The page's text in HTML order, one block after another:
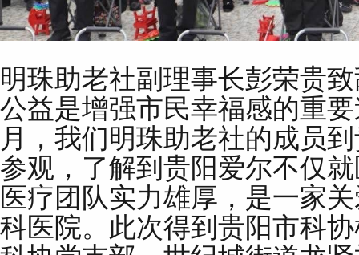
明珠助老社副理事长彭荣贵
公益是增强市民幸福感的重
月，我们明珠助老社的成员
参观，了解到贵阳爱尔不仅
医疗团队实力雄厚，是一家
科医院。此次得到贵阳市科